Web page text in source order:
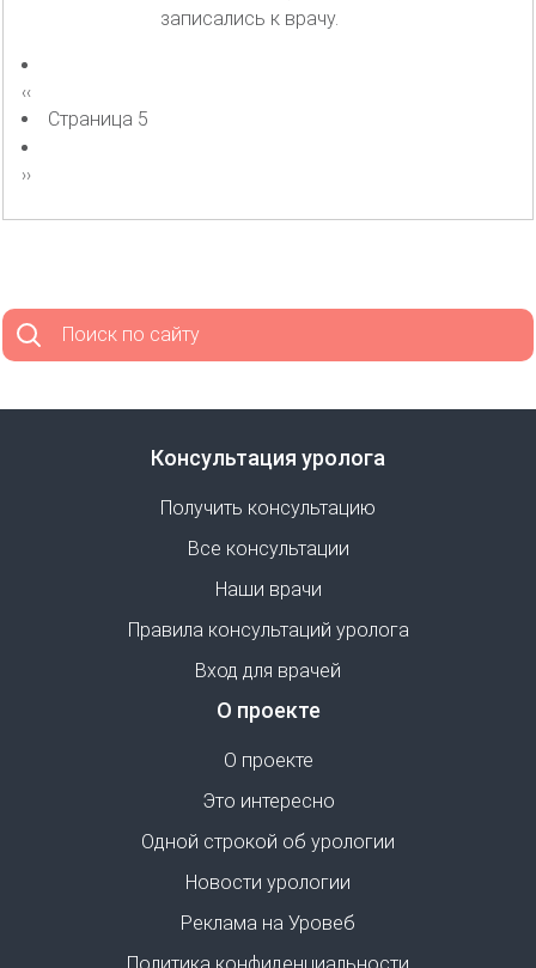
записались к врачу.
Нумерация
страниц
Предыдущая
страница
‹‹
Страница 5
Следующая
››
Поиск по сайту
Консультация уролога
Получить консультацию
Все консультации
Наши врачи
Правила консультаций уролога
Вход для врачей
О проекте
О проекте
Это интересно
Одной строкой об урологии
Новости урологии
Реклама на Уровеб